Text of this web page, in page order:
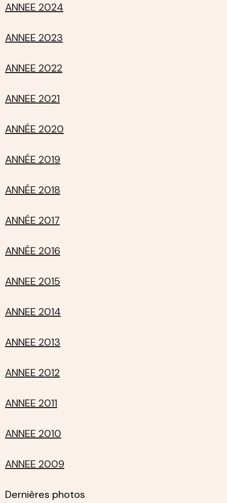
ANNEE 2024
ANNEE 2023
ANNEE 2022
ANNEE 2021
ANNÉE 2020
ANNÉE 2019
ANNÉE 2018
ANNÉE 2017
ANNÉE 2016
ANNEE 2015
ANNEE 2014
ANNEE 2013
ANNEE 2012
ANNEE 2011
ANNEE 2010
ANNEE 2009
Dernières photos